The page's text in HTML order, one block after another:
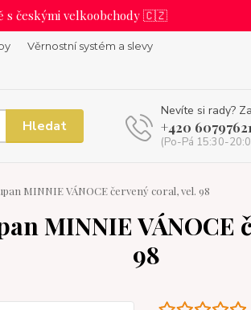
s českými velkoobchody 🇨🇿
Věrnostní systém a slevy
Hledat
Nevíte si rady?
+420
(Po-Pá 15:30-
MINNIE VÁNOCE červený coral, vel. 98
MINNIE VÁNOCE
98